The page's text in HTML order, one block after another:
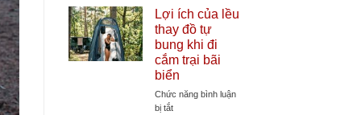
mát
cực
sâu
hợp
phụ
kiện
lều
cắm
trại
cần
Lợi ích của lều
thay đồ tự
bung khi đi
cắm trại bãi
biển
Chức năng bình luận
bị tắtở